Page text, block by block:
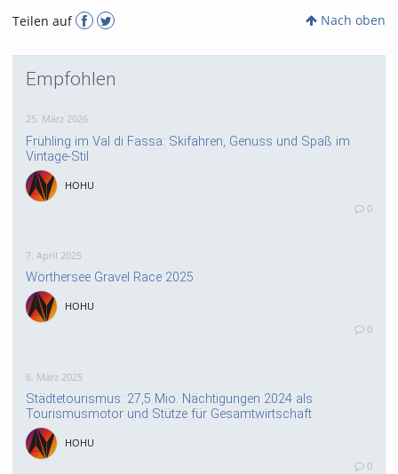
Teilen auf
Nach oben
Empfohlen
25. März 2026
Frühling im Val di Fassa: Skifahren, Genuss und Spaß im
Vintage-Stil
HOHU
0
7. April 2025
Wörthersee Gravel Race 2025
HOHU
0
6. März 2025
Städtetourismus: 27,5 Mio. Nächtigungen 2024 als
Tourismusmotor und Stütze für Gesamtwirtschaft
HOHU
0